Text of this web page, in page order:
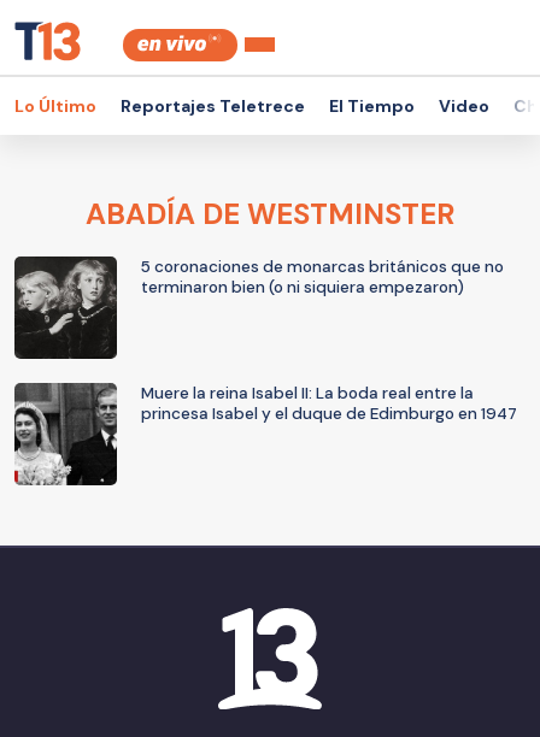
Lo Último Reportajes Teletrece El Tiempo Video
ABADÍA DE WESTMINSTER
5 coronaciones de monarcas británicos que no
terminaron bien (o ni siquiera empezaron)
Muere la reina Isabel II: La boda real entre la
princesa Isabel y el duque de Edimburgo en 1947